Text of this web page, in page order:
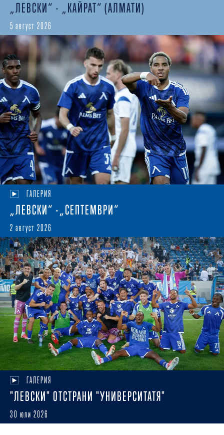
„ЛЕВСКИ“ - „КАЙРАТ“ (АЛМАТИ)
5 август 2026
ГАЛЕРИЯ
„ЛЕВСКИ“ -„СЕПТЕМВРИ“
2 август 2026
ГАЛЕРИЯ
"ЛЕВСКИ" ОТСТРАНИ "УНИВЕРСИТАТЯ"
30 юли 2026